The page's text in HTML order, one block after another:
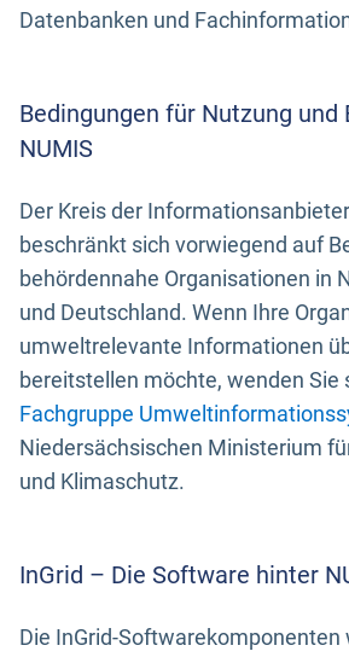
Datenbanken und
Bedingungen für Nutzung und
NUMIS
Der Kreis der
beschränkt sich vorwiegend auf
behördennahe Organisationen in
und Deutschland. Wenn Ihre
umweltrelevante Informationen
bereitstellen möchte, wenden Sie
Fachgruppe
Niedersächsischen Ministerium
und Klimaschutz.
InGrid – Die Software hinter
Die InGrid-Softwarekomponenten